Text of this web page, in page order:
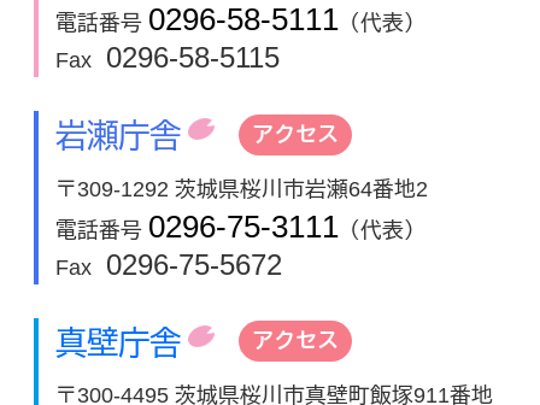
電話番号 0296-58-5111 （代表）
Fax
0296-58-5115
岩瀬庁舎 アクセス
〒309-1292 茨城県桜川市岩瀬64番地2
電話番号 0296-75-3111 （代表）
Fax
0296-75-5672
真壁庁舎 アクセス
〒300-4495 茨城県桜川市真壁町飯塚911番地